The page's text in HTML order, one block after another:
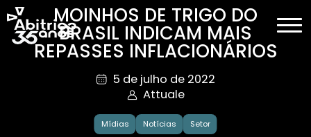
MOINHOS DE TRIGO DO
BRASIL INDICAM MAIS
REPASSES INFLACIONÁRIOS
5 de julho de 2022
Attuale
Mídias Notícias Setor